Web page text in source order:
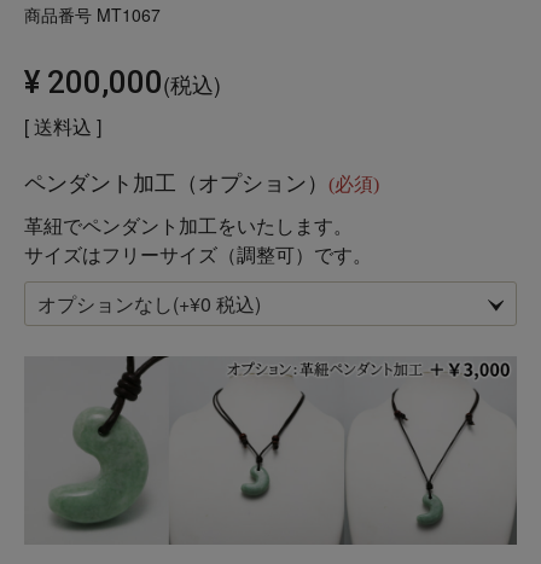
商品番号 MT1067
¥ 200,000 税込
送料込
ペンダント加工（オプション） (必須)
革紐でペンダント加工をいたします。
サイズはフリーサイズ（調整可）です。